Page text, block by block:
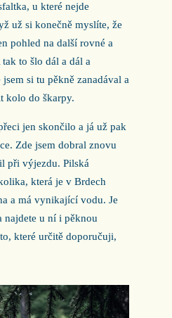
u které nejde
už si konečně myslíte, že
pohled na další rovné a
to šlo dál a dál a
si tu pěkně zanadával a
kolo do škarpy.
jen skončilo a já už pak
Zde jsem dobral znovu
při výjezdu. Pilská
která je v Brdech
a má vynikající vodu. Je
najdete u ní i pěknou
které určitě doporučuji,